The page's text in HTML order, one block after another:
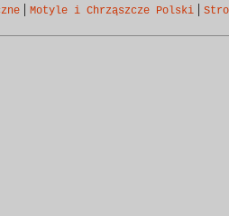
| Motyle i Chrząszcze Polski |